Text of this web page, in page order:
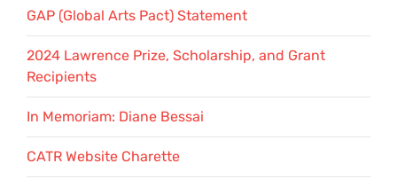
GAP (Global Arts Pact) Statement
2024 Lawrence Prize, Scholarship, and Grant
Recipients
In Memoriam: Diane Bessai
CATR Website Charette